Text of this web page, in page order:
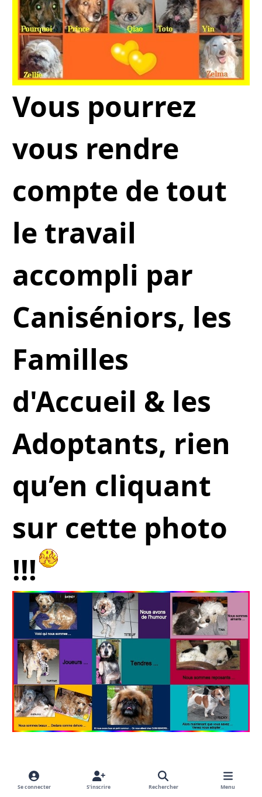
Vous pourrez
vous rendre
compte de tout
le travail
accompli par
Caniséniors, les
Familles
d'Accueil & les
Adoptants, rien
qu’en cliquant
sur cette photo
!!!
& n'oubliez pas
Se connecter S’inscrire Rechercher Menu